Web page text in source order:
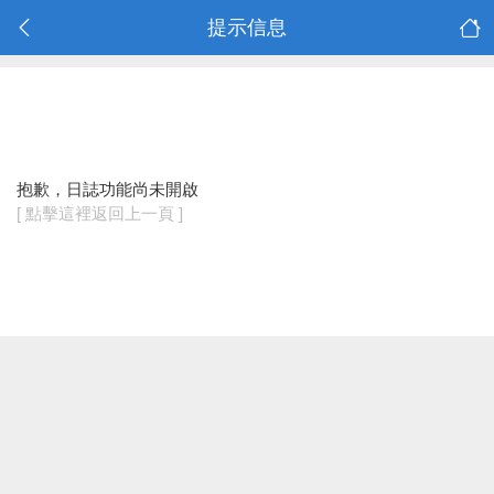
提示信息
抱歉，日誌功能尚未開啟
[ 點擊這裡返回上一頁 ]